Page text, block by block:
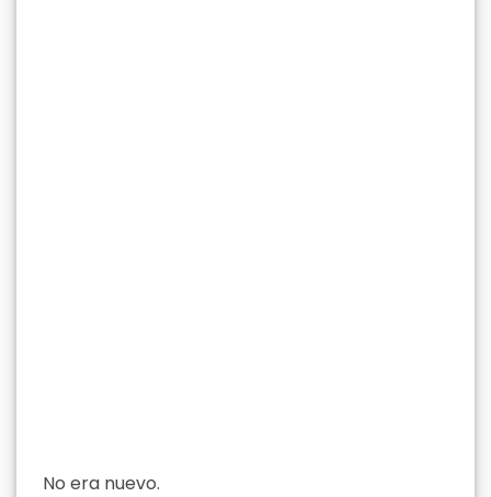
No era nuevo.